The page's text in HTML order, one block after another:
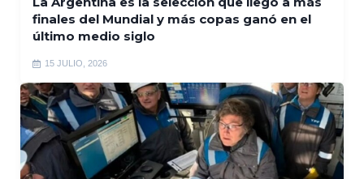
finales del Mundial y más copas ganó en el
último medio siglo
15 JULIO, 2026